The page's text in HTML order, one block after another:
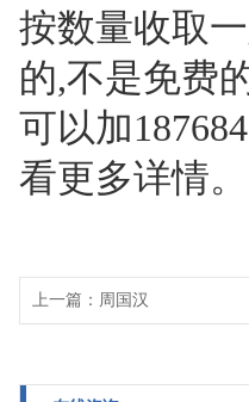
按数量收取
的,不是免费
可以加
看更多详情。
上一篇： 周国汉